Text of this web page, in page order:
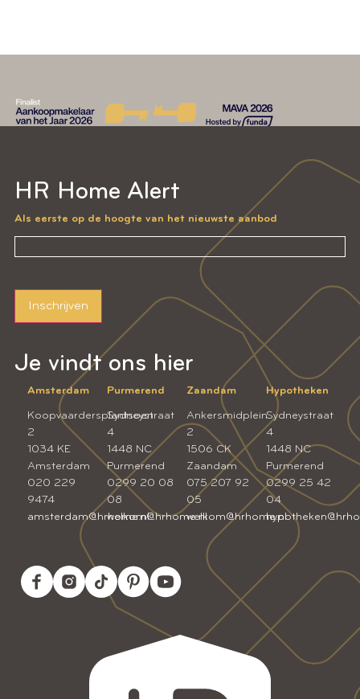
Je vindt ons hier
Amsterdam
Koopvaardersplantsoen
2
1034 KE
Amsterdam
020 229
9474
amsterdam@hrhome.nl
Purmerend
Sydneystraat
4
1448 NC
Purmerend
0299 20 08
08
welkom@hrhome.nl
Zaandam
Ankersmidplein
2
1506 CK
Zaandam
075 207 92
05
welkom@hrhome.nl
Hypotheken
Sydneystraat
4
1448 NC
Purmerend
0299 25 42
04
HR Home Alert
Als eerste op de hoogte van het nieuwste aanbod
Inschrijven